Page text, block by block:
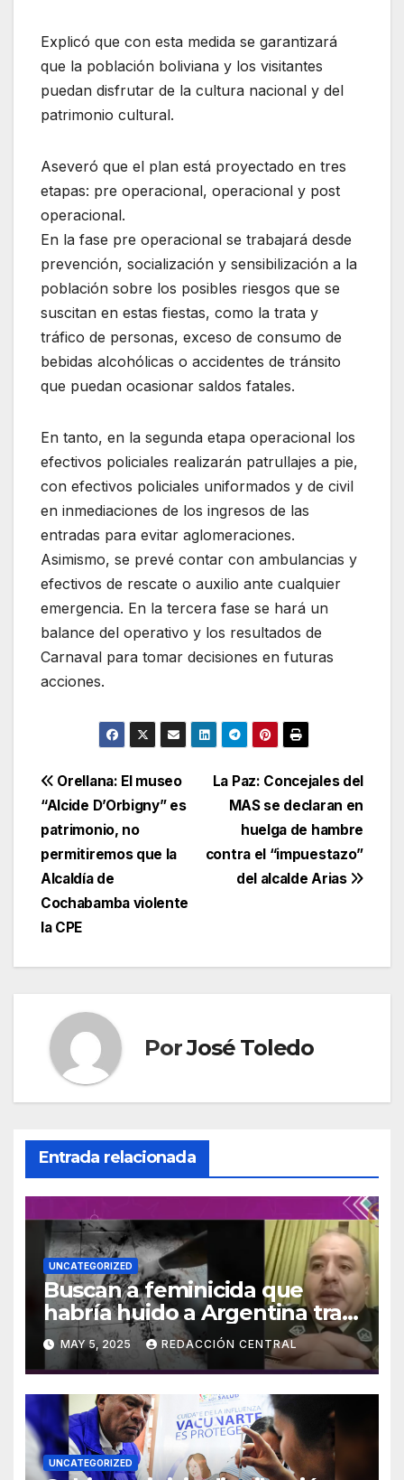
Explicó que con esta medida se garantizará
que la población boliviana y los visitantes
puedan disfrutar de la cultura nacional y del
patrimonio cultural.
Aseveró que el plan está proyectado en tres
etapas: pre operacional, operacional y post
operacional.
En la fase pre operacional se trabajará desde
prevención, socialización y sensibilización a la
población sobre los posibles riesgos que se
suscitan en estas fiestas, como la trata y
tráfico de personas, exceso de consumo de
bebidas alcohólicas o accidentes de tránsito
que puedan ocasionar saldos fatales.
En tanto, en la segunda etapa operacional los
efectivos policiales realizarán patrullajes a pie,
con efectivos policiales uniformados y de civil
en inmediaciones de los ingresos de las
entradas para evitar aglomeraciones.
Asimismo, se prevé contar con ambulancias y
efectivos de rescate o auxilio ante cualquier
emergencia. En la tercera fase se hará un
balance del operativo y los resultados de
Carnaval para tomar decisiones en futuras
acciones.
Navegación
de
entradas
La Paz: Concejales del
MAS se declaran en
huelga de hambre
contra el “impuestazo”
del alcalde Arias
Orellana: El museo
“Alcide D’Orbigny” es
patrimonio, no
permitiremos que la
Alcaldía de
Cochabamba violente
la CPE
PorJosé Toledo
Entrada relacionada
UNCATEGORIZED
Buscan a feminicida que
habría huido a Argentina tras
asesinar a su concubina en
Tarija
MAY 5, 2025 REDACCIÓN CENTRAL
UNCATEGORIZED